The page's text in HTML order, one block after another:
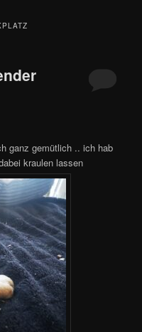
ganz gemütlich .. ich hab
kraulen lassen